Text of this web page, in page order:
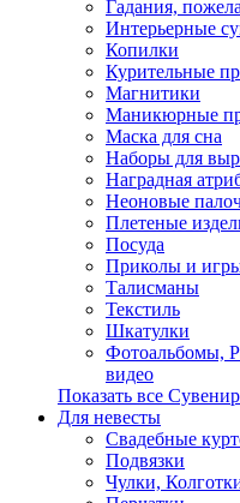
Гадания,
Интерьерные
Копилки
Курительные
Магнитики
Маникюрные
Маска для сна
Наборы для
Наградная
Неоновые
Плетеные
Посуда
Приколы и
Талисманы
Текстиль
Шкатулки
Фотоальбомы,
видео
Показать все
Для невесты
Свадебные
Подвязки
Чулки,